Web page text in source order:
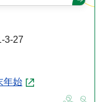
3-27
年始